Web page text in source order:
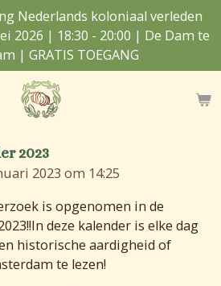
Nederlands koloniaal verleden
2026 | 18:30 - 20:00 | De Dam te
| GRATIS TOEGANG
2023
2023 om 14:25
is opgenomen in de
In deze kalender is elke dag
historische aardigheid of
te lezen!